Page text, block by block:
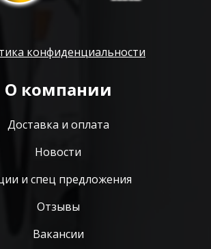
конфиденциальности
О компании
Доставка и оплата
Новости
и спец предложения
Отзывы
Вакансии